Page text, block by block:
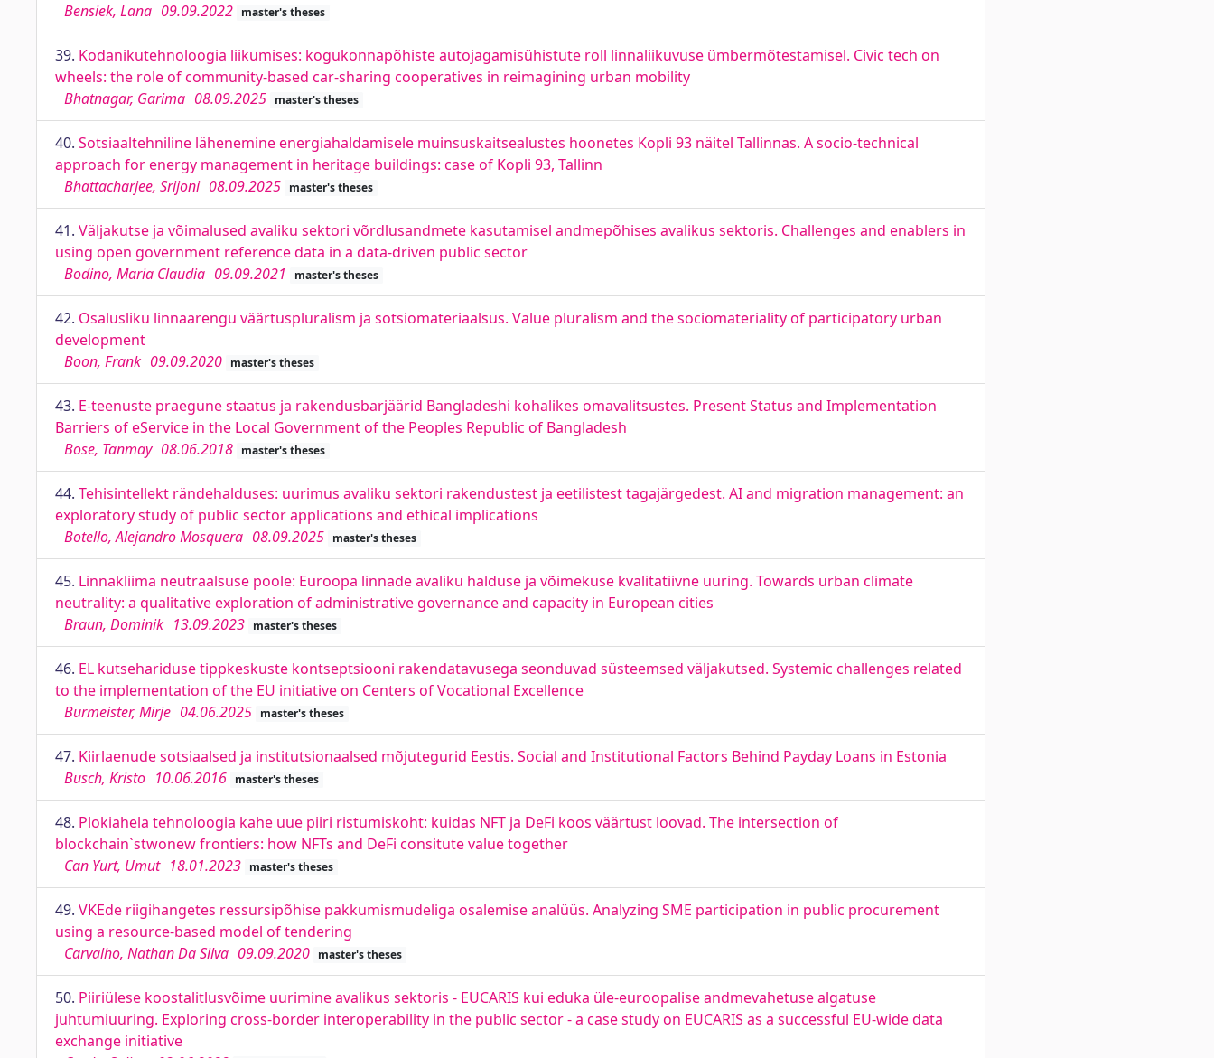
Bensiek, Lana 09.09.2022 master's theses
39. Kodanikutehnoloogia liikumises: kogukonnapõhiste autojagamisühistute roll linnaliikuvuse ümbermõtestamisel. Civic tech on
wheels: the role of community-based car-sharing cooperatives in reimagining urban mobility
Bhatnagar, Garima 08.09.2025 master's theses
40. Sotsiaaltehniline lähenemine energiahaldamisele muinsuskaitsealustes hoonetes Kopli 93 näitel Tallinnas. A socio-technical
approach for energy management in heritage buildings: case of Kopli 93, Tallinn
Bhattacharjee, Srijoni 08.09.2025 master's theses
41. Väljakutse ja võimalused avaliku sektori võrdlusandmete kasutamisel andmepõhises avalikus sektoris. Challenges and enablers in
using open government reference data in a data-driven public sector
Bodino, Maria Claudia 09.09.2021 master's theses
42. Osalusliku linnaarengu väärtuspluralism ja sotsiomateriaalsus. Value pluralism and the sociomateriality of participatory urban
development
Boon, Frank 09.09.2020 master's theses
43. E-teenuste praegune staatus ja rakendusbarjäärid Bangladeshi kohalikes omavalitsustes. Present Status and Implementation
Barriers of eService in the Local Government of the Peoples Republic of Bangladesh
Bose, Tanmay 08.06.2018 master's theses
44. Tehisintellekt rändehalduses: uurimus avaliku sektori rakendustest ja eetilistest tagajärgedest. AI and migration management: an
exploratory study of public sector applications and ethical implications
Botello, Alejandro Mosquera 08.09.2025 master's theses
45. Linnakliima neutraalsuse poole: Euroopa linnade avaliku halduse ja võimekuse kvalitatiivne uuring. Towards urban climate
neutrality: a qualitative exploration of administrative governance and capacity in European cities
Braun, Dominik 13.09.2023 master's theses
46. EL kutsehariduse tippkeskuste kontseptsiooni rakendatavusega seonduvad süsteemsed väljakutsed. Systemic challenges related
to the implementation of the EU initiative on Centers of Vocational Excellence
Burmeister, Mirje 04.06.2025 master's theses
47. Kiirlaenude sotsiaalsed ja institutsionaalsed mõjutegurid Eestis. Social and Institutional Factors Behind Payday Loans in Estonia
Busch, Kristo 10.06.2016 master's theses
48. Plokiahela tehnoloogia kahe uue piiri ristumiskoht: kuidas NFT ja DeFi koos väärtust loovad. The intersection of
blockchain`stwonew frontiers: how NFTs and DeFi consitute value together
Can Yurt, Umut 18.01.2023 master's theses
49. VKEde riigihangetes ressursipõhise pakkumismudeliga osalemise analüüs. Analyzing SME participation in public procurement
using a resource-based model of tendering
Carvalho, Nathan Da Silva 09.09.2020 master's theses
50. Piiriülese koostalitlusvõime uurimine avalikus sektoris - EUCARIS kui eduka üle-euroopalise andmevahetuse algatuse
juhtumiuuring. Exploring cross-border interoperability in the public sector - a case study on EUCARIS as a successful EU-wide data
exchange initiative